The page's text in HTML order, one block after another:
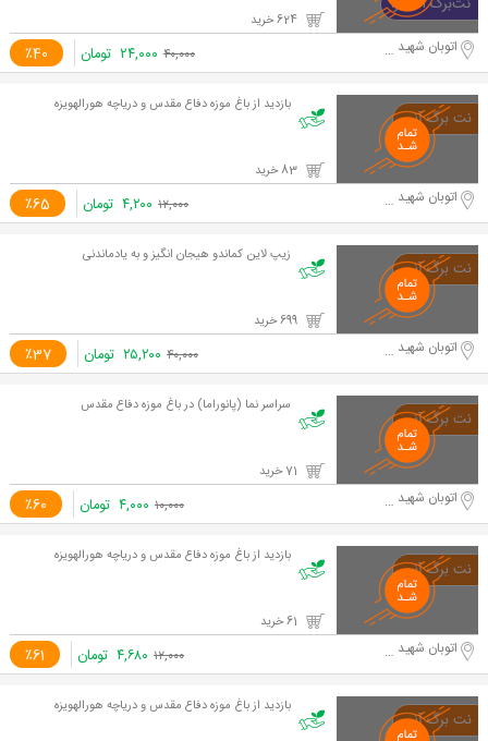
٪40 اتوبان شهید حقانی ۴۰,۰۰۰ ۲۴,۰۰۰ تومان
بازدید از باغ موزه دفاع مقدس و دریاچه هورالهویزه
٪65 اتوبان شهید حقانی ۱۲,۰۰۰ ۴,۲۰۰ تومان
زیپ لاین کماندو هیجان انگیز و به یادماندنی
٪37 اتوبان شهید حقانی ۴۰,۰۰۰ ۲۵,۲۰۰ تومان
سراسر نما (پانوراما) در باغ موزه دفاع مقدس
٪60 اتوبان شهید حقانی ۱۰,۰۰۰ ۴,۰۰۰ تومان
بازدید از باغ موزه دفاع مقدس و دریاچه هورالهویزه
٪61 اتوبان شهید حقانی ۱۲,۰۰۰ ۴,۶۸۰ تومان
بازدید از باغ موزه دفاع مقدس و دریاچه هورالهویزه